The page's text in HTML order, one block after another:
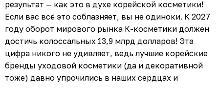
результат — как это в духе корейской косметики!
Если вас всё это соблазняет, вы не одиноки. К 2027
году оборот мирового рынка К-косметики должен
достичь колоссальных 13,9 млрд долларов! Эта
цифра никого не удивляет, ведь лучшие корейские
бренды уходовой косметики (да и декоративной
тоже) давно упрочились в наших сердцах и